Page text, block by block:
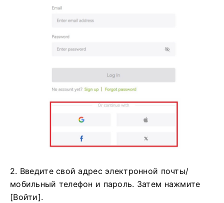
2. Введите свой адрес электронной почты/
мобильный телефон и пароль. Затем нажмите
[Войти].